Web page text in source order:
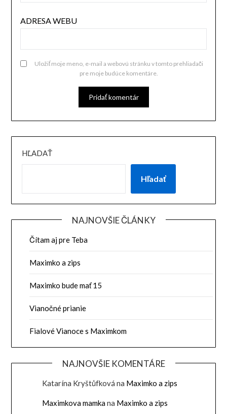
ADRESA WEBU
Uložiť moje meno, e-mail a webovú stránku v tomto prehliadači
pre moje budúce komentáre.
HĽADAŤ
Hľadať
NAJNOVŠIE ČLÁNKY
Čítam aj pre Teba
Maximko a zips
Maximko bude mať 15
Vianočné prianie
Fialové Vianoce s Maximkom
NAJNOVŠIE KOMENTÁRE
Katarína Kryštůfková na Maximko a zips
Maximkova mamkana Maximko a zips